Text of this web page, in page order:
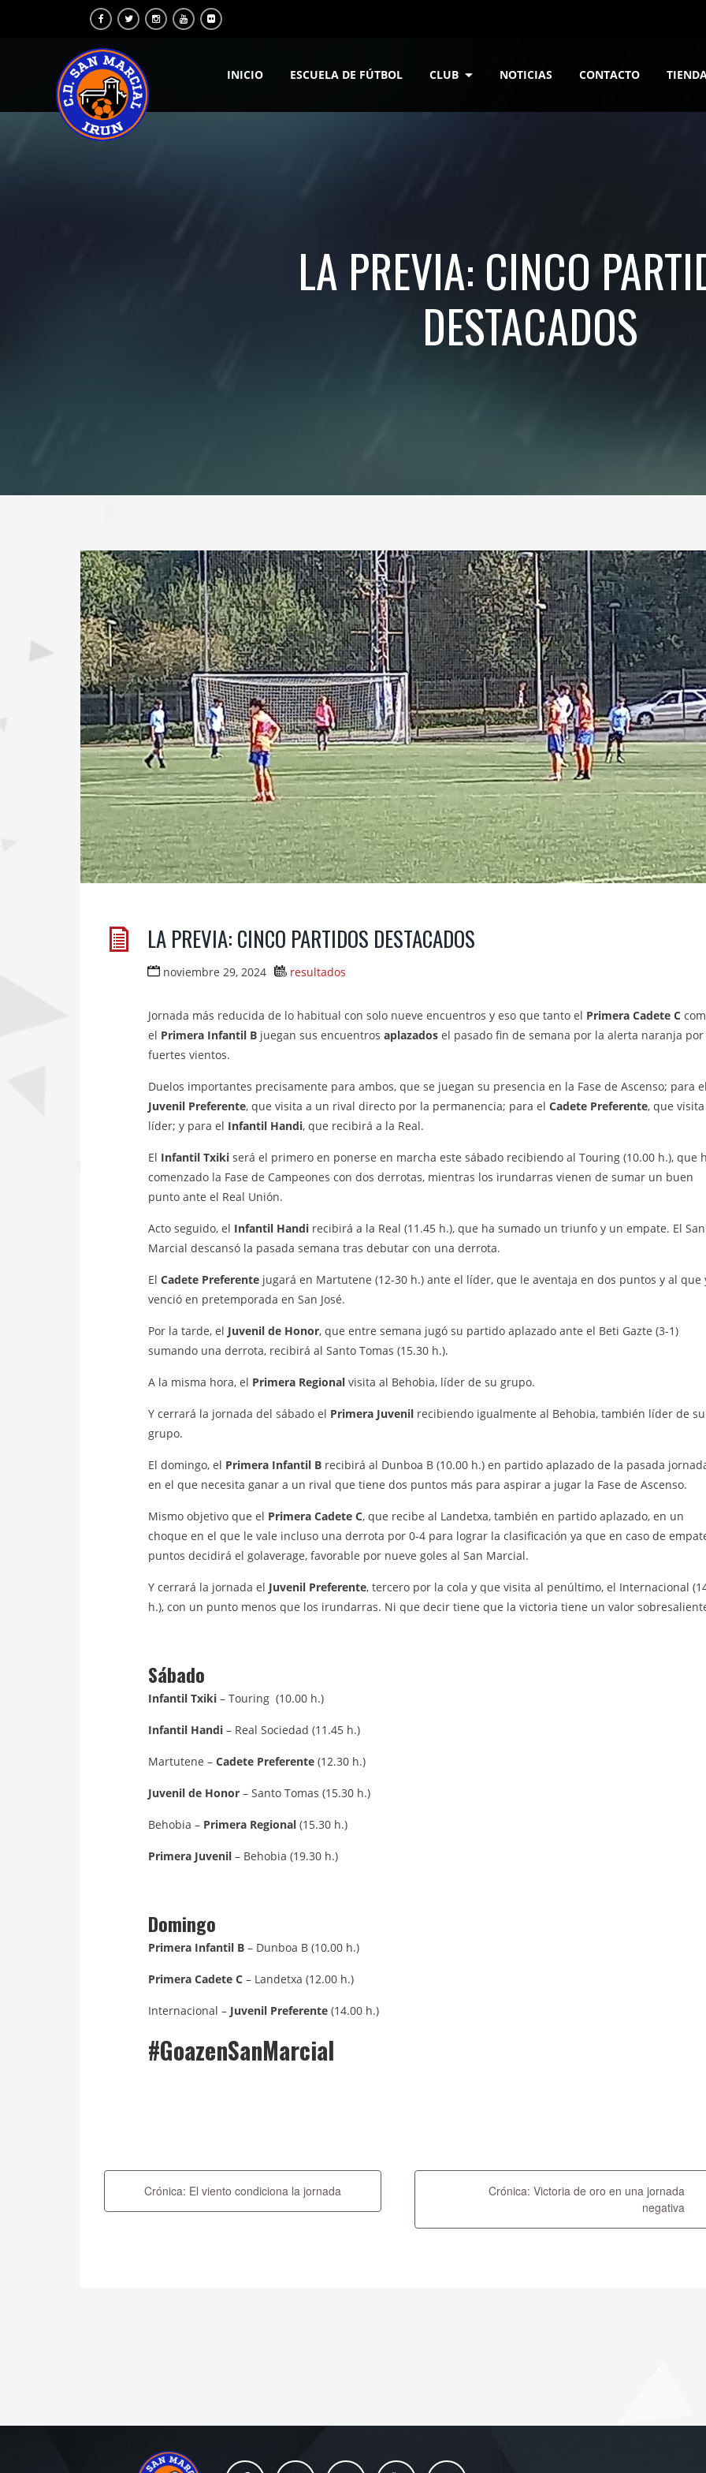
INICIO ESCUELA DE FÚTBOL CLUB NOTICIAS CONTACTO
LA PREVIA: CINCO
DESTACADOS
LA PREVIA: CINCO PARTIDOS DESTACADOS
noviembre 29, 2024 resultados
Jornada más reducida de lo habitual con solo nueve encuentros y eso que tanto el Primera Cadete C
el Primera Infantil B juegan sus encuentros aplazados el pasado fin de semana por la alerta naranja por
fuertes vientos.
Duelos importantes precisamente para ambos, que se juegan su presencia en la Fase de Ascenso; para el
Juvenil Preferente, que visita a un rival directo por la permanencia; para el Cadete Preferente, que
líder; y para el Infantil Handi, que recibirá a la Real.
El Infantil Txiki será el primero en ponerse en marcha este sábado recibiendo al Touring (10.00 h.), que
comenzado la Fase de Campeones con dos derrotas, mientras los irundarras vienen de sumar un buen
punto ante el Real Unión.
Acto seguido, el Infantil Handi recibirá a la Real (11.45 h.), que ha sumado un triunfo y un empate. El San
Marcial descansó la pasada semana tras debutar con una derrota.
El Cadete Preferente jugará en Martutene (12-30 h.) ante el líder, que le aventaja en dos puntos y al que
venció en pretemporada en San José.
Por la tarde, el Juvenil de Honor, que entre semana jugó su partido aplazado ante el Beti Gazte (3-1)
sumando una derrota, recibirá al Santo Tomas (15.30 h.).
A la misma hora, el Primera Regional visita al Behobia, líder de su grupo.
Y cerrará la jornada del sábado el Primera Juvenil recibiendo igualmente al Behobia, también líder de su
grupo.
El domingo, el Primera Infantil B recibirá al Dunboa B (10.00 h.) en partido aplazado de la pasada
en el que necesita ganar a un rival que tiene dos puntos más para aspirar a jugar la Fase de Ascenso.
Mismo objetivo que el Primera Cadete C, que recibe al Landetxa, también en partido aplazado, en un
choque en el que le vale incluso una derrota por 0-4 para lograr la clasificación ya que en caso de
puntos decidirá el golaverage, favorable por nueve goles al San Marcial.
Y cerrará la jornada el Juvenil Preferente, tercero por la cola y que visita al penúltimo, el Internacional
h.), con un punto menos que los irundarras. Ni que decir tiene que la victoria tiene un valor
Sábado
Infantil Txiki – Touring (10.00 h.)
Infantil Handi – Real Sociedad (11.45 h.)
Martutene – Cadete Preferente (12.30 h.)
Juvenil de Honor – Santo Tomas (15.30 h.)
Behobia – Primera Regional (15.30 h.)
Primera Juvenil – Behobia (19.30 h.)
Domingo
Primera Infantil B – Dunboa B (10.00 h.)
Primera Cadete C – Landetxa (12.00 h.)
Internacional – Juvenil Preferente (14.00 h.)
#GoazenSanMarcial
de
entradas
Crónica: El viento condiciona la jornada
Crónica: Victoria de oro en una jornada
negativa